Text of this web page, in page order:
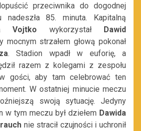
przeciwnika do dogodnej
nadeszła 85. minuta. Kapitalną
Vojtko wykorzystał Dawid
mocnym strzałem głową pokonał
. Stadion wpadł w euforię, a
razem z kolegami z zespołu
gości, aby tam celebrować ten
W ostatniej minucie meczu
swoją sytuację. Jedyny
w tym meczu był dziełem Dawida
nie stracił czujności i uchronił